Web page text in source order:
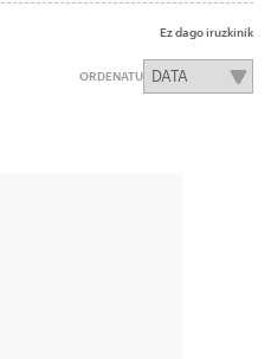
Ez dago iruzkinik
ORDENATU